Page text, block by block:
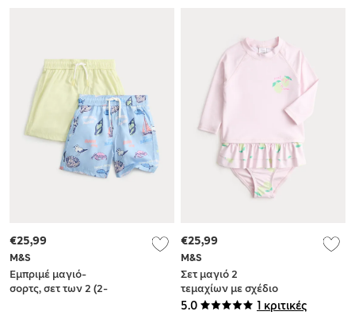
M&S
Εμπριμέ μαγιό-
σορτς, σετ των 2 (2-
€25,99
5.0 1 κριτικές
M&S
Σετ μαγιό 2
τεμαχίων με σχέδιο
φλούδα λεμονιού
€25,99